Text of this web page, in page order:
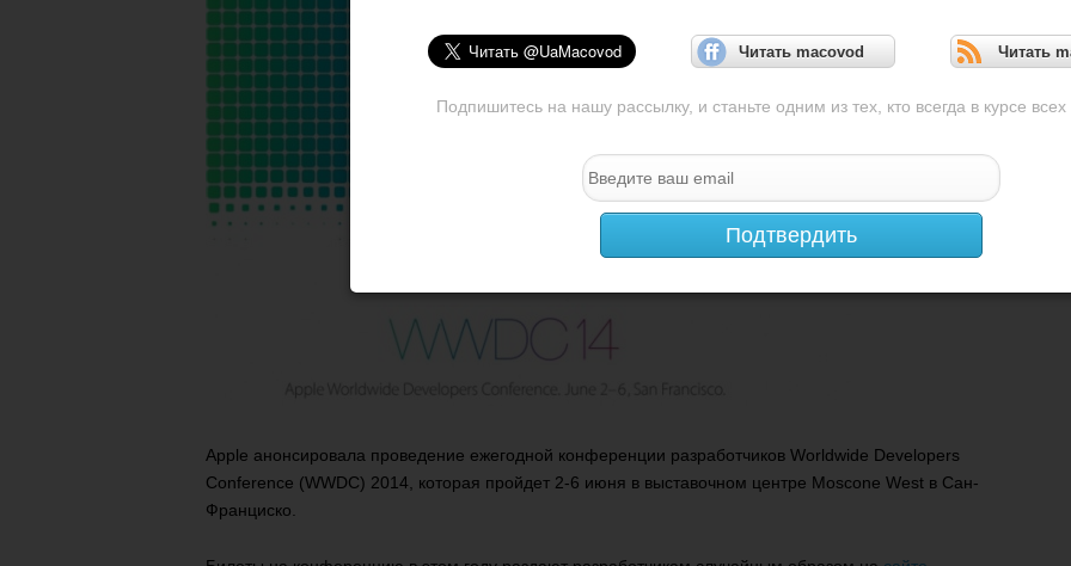
Читать macovod Читать
Подпишитесь на нашу рассылку, и станьте одним из тех, кто всегда в курсе всех
Подтвердить
Apple анонсировала проведение ежегодной конференции разработчиков Worldwide Developers
Conference (WWDC) 2014, которая пройдет 2-6 июня в выставочном центре Moscone West в Сан-
Франциско.